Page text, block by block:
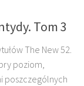
Tom 3
The New 52.
poziom,
poszczególnych